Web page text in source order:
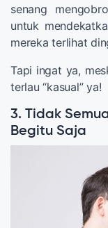
senang
untuk
mereka terlihat
Tapi ingat ya,
terlau “kasual” ya!
3. Tidak
Begitu Saja